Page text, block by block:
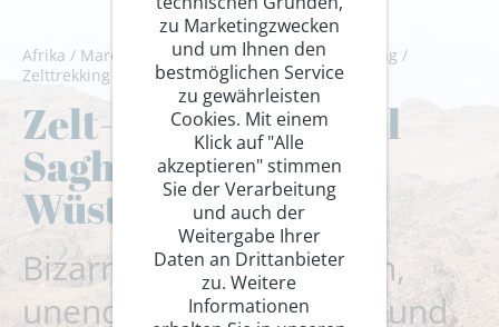
Afrika / Marokko Hoher Atlas/Wandern/Trekking /
Zelttrekking
Zelt-Trekking Jebel
Saghro und
Wüstenfeeling
Bizarre Felsformationen,
unendliche Sanddünen und
zu Marketingzwecken
und um Ihnen den
bestmöglichen Service
zu gewährleisten
Cookies. Mit einem
Klick auf "Alle
akzeptieren" stimmen
Sie der Verarbeitung
und auch der
Weitergabe Ihrer
Daten an Drittanbieter
zu. Weitere
Informationen